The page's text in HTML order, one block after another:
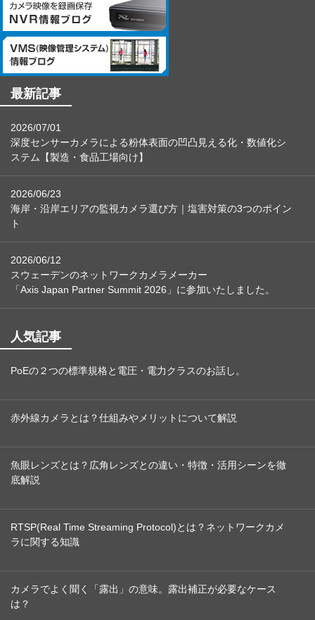
最新記事
2026/07/01
深度センサーカメラによる粉体表面の凹凸見える化・数値化シ
ステム【製造・食品工場向け】
2026/06/23
海岸・沿岸エリアの監視カメラ選び方｜塩害対策の3つのポイン
ト
2026/06/12
スウェーデンのネットワークカメラメーカー
「Axis Japan Partner Summit 2026」に参加いたしました。
人気記事
PoEの２つの標準規格と電圧・電力クラスのお話し。
赤外線カメラとは？仕組みやメリットについて解説
魚眼レンズとは？広角レンズとの違い・特徴・活用シーンを徹
底解説
RTSP(Real Time Streaming Protocol)とは？ネットワークカメ
ラに関する知識
カメラでよく聞く「露出」の意味。露出補正が必要なケース
は？